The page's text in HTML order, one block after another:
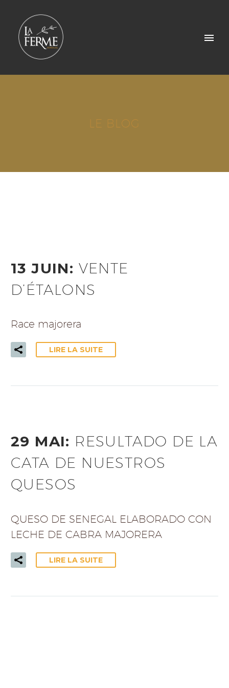
LE BLOG
13 JUIN: VENTE
D’ÉTALONS
Race majorera
LIRE LA SUITE
29 MAI: RESULTADO DE LA
CATA DE NUESTROS
QUESOS
QUESO DE SENEGAL ELABORADO CON
LECHE DE CABRA MAJORERA
LIRE LA SUITE